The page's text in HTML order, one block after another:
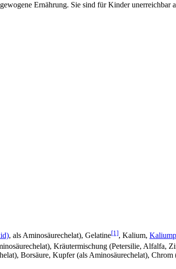
Ernährung. Sie sind für Kinder unerreichbar
, als Aminosäurechelat), Gelatine[1], Kalium,
Kräutermischung (Petersilie, Alfalfa,
Borsäure, Kupfer (als Aminosäurechelat),